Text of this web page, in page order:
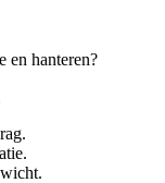
en hanteren?